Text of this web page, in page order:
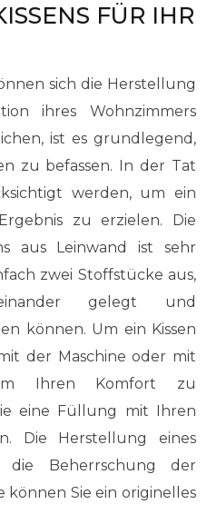
FÜR IHR
sich die Herstellung
ihres Wohnzimmers
ist es grundlegend,
zu befassen. In der Tat
werden, um ein
zu erzielen. Die
aus Leinwand ist sehr
zwei Stoffstücke aus,
gelegt und
können. Um ein Kissen
der Maschine oder mit
Ihren Komfort zu
eine Füllung mit Ihren
Die Herstellung eines
die Beherrschung der
können Sie ein originelles